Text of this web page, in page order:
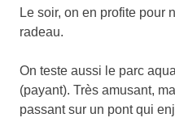
Le soir, on en profite pour
radeau.
On teste aussi le parc
(payant). Très amusant,
passant sur un pont qui